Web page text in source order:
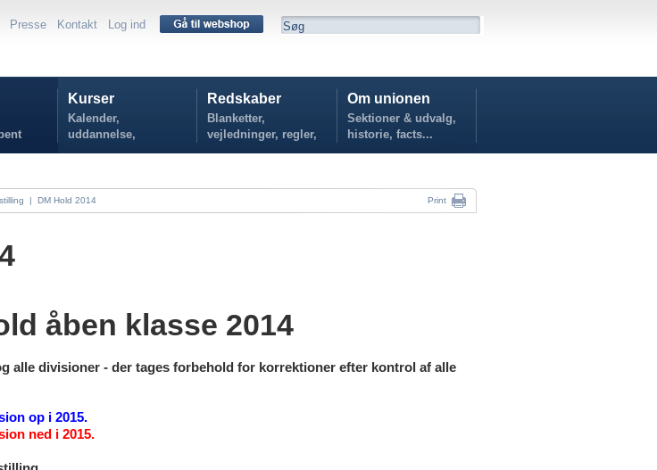
Presse Kontakt Log ind
Kurser
Kalender,
uddannelse,
tilmelding...
Redskaber
Blanketter,
vejledninger, regler,
politikker...
Om unionen
Sektioner & udvalg,
historie, facts...
| DM Hold 2014 Print
åben klasse 2014
alle divisioner - der tages forbehold for korrektioner efter kontrol af alle
op i 2015.
ned i 2015.